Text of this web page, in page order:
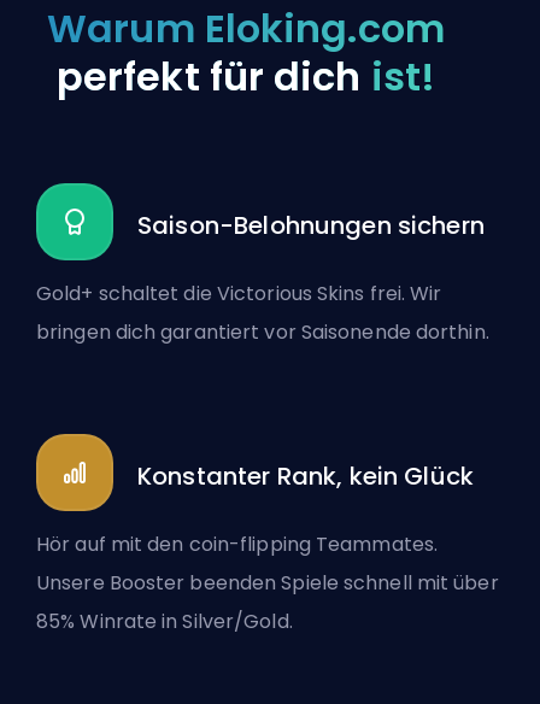
Warum Eloking.com
perfekt für dich ist!
Saison-Belohnungen sichern
Gold+ schaltet die Victorious Skins frei. Wir
bringen dich garantiert vor Saisonende dorthin.
Konstanter Rank, kein Glück
Hör auf mit den coin-flipping Teammates.
Unsere Booster beenden Spiele schnell mit über
85% Winrate in Silver/Gold.